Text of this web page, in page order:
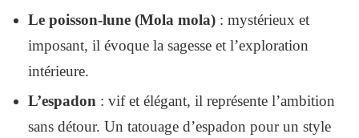
Le poisson-lune (Mola mola): mystérieux et
imposant, il évoque la sagesse et l’exploration
intérieure.
L’espadon : vif et élégant, il représente l’ambition
sans détour. Un tatouage d’espadon pour un style